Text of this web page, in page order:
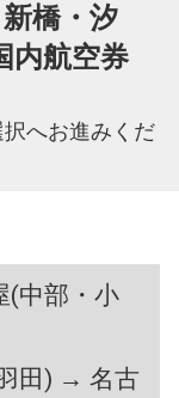
橋・汐
内航空券
へお進みくだ
(中部・小
田) → 名古